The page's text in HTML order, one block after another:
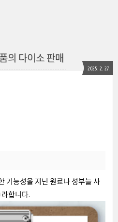
의 다이소 판매
2025. 2. 27.
기능성을 지닌 원료나 성부늘 사
합니다.